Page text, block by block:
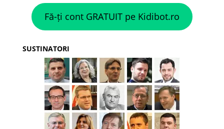
Fă-ți cont GRATUIT pe Kidibot.ro
SUSTINATORI